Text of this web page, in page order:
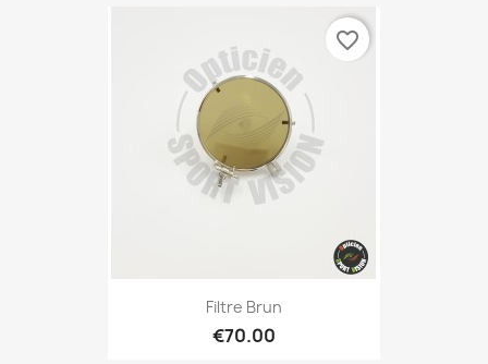
Filtre Brun
€70.00
favorite_border